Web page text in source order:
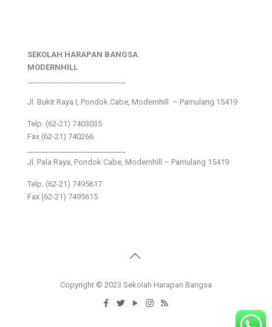
SEKOLAH HARAPAN BANGSA
MODERNHILL
Jl. Bukit Raya I, Pondok Cabe, Modernhill – Pamulang 15419
Telp. (62-21) 7403035
Fax (62-21) 740266
Jl. Pala Raya, Pondok Cabe, Modernhill – Pamulang 15419
Telp. (62-21) 7495617
Fax (62-21) 7495615
Copyright © 2023 Sekolah Harapan Bangsa